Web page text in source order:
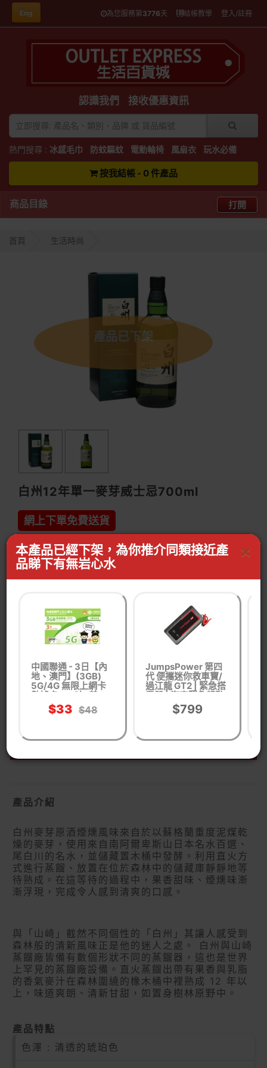
Eng 為您服務第3776天 結帳教學 登入/註冊
認識我們 接收優惠資訊
熱門搜尋 : 冰感毛巾 防蚊驅蚊 電動輪椅 風扇衣 玩水必備
按我結帳 - 0 件產品
商品目錄 打開
首頁 生活時尚
產品已下架
白州12年單一麥芽威士忌700ml
網上下單免費送貨
貨品編號： OE24872001
生活時尚
產品介紹
白州麥芽原酒煙燻風味來自於以蘇格蘭重度泥煤乾
燥的麥芽，使用來自南阿爾卑斯山日本名水百選、
尾白川的名水，並儲藏置木桶中發酵。利用直火方
式進行蒸餾、放置在位於森林中的儲藏庫靜靜地等
待熟成。在這等待的過程中，果香甜味、煙燻味漸
漸浮現，完成令人感到清爽的口感。
與「山崎」截然不同個性的「白州」其讓人感受到
森林般的清新風味正是他的迷人之處。 白州與山崎
蒸餾廠皆備有數個形狀不同的蒸餾器，這也是世界
上罕見的蒸餾廠設備。直火蒸餾出帶有果香與乳脂
的香氣麥汁在森林圍繞的橡木桶中裡熟成 12 年以
上，味道爽朗、清新甘甜，如置身樹林原野中。
產品特點
色澤 : 清透的琥珀色
×
本產品已經下架，為你推介同類接近產
品睇下有無岩心水
中國聯通 - 3日【內
地、澳門】(3GB)
5G/4G 無限上網卡
數據卡SIM咭 (首
3GB高速數據)
$33 $48
JumpsPower 第四
代 便攜迷你救車寶/
過江龍 GT2 | 緊急搭
電器 | 汽車緊急起動
器 | 汽車應急工具
$799